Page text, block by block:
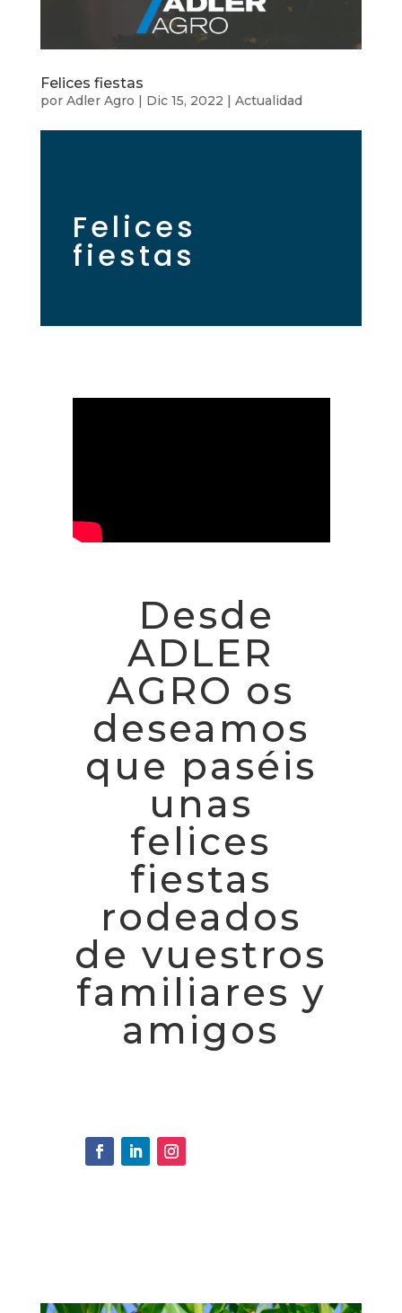
Felices fiestas
por Adler Agro | Dic 15, 2022 | Actualidad
Felices
fiestas
Desde
ADLER
AGRO os
deseamos
que paséis
unas
felices
fiestas
rodeados
de vuestros
familiares y
amigos